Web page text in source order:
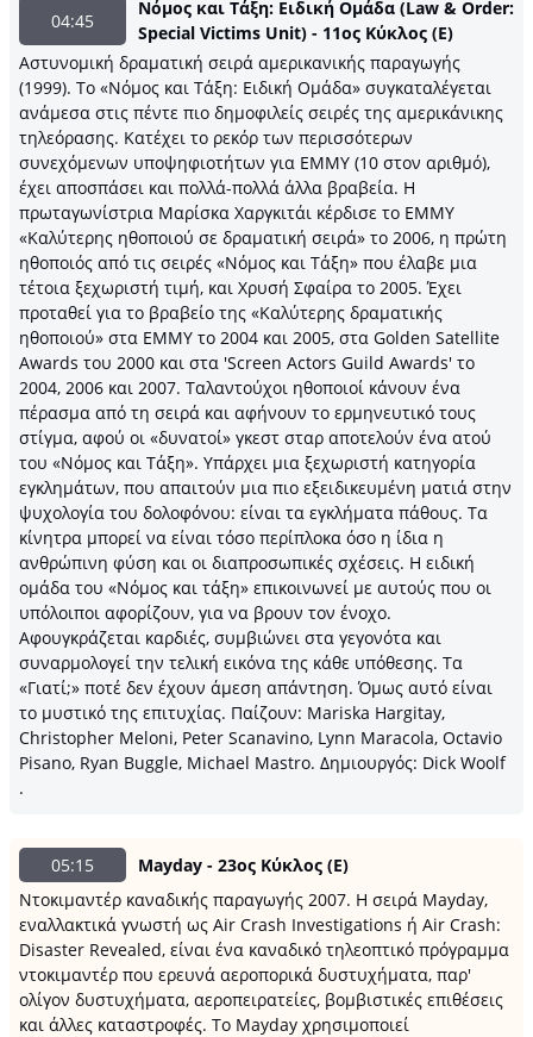
04:45
Νόμος και Τάξη: Ειδική Ομάδα (Law & Order:
Special Victims Unit) - 11ος Κύκλος (E)
Αστυνομική δραματική σειρά αμερικανικής παραγωγής
(1999). Το «Νόμος και Τάξη: Ειδική Ομάδα» συγκαταλέγεται
ανάμεσα στις πέντε πιο δημοφιλείς σειρές της αμερικάνικης
τηλεόρασης. Κατέχει το ρεκόρ των περισσότερων
συνεχόμενων υποψηφιοτήτων για ΕΜΜΥ (10 στον αριθμό),
έχει αποσπάσει και πολλά-πολλά άλλα βραβεία. Η
πρωταγωνίστρια Μαρίσκα Χαργκιτάι κέρδισε το EMMY
«Καλύτερης ηθοποιού σε δραματική σειρά» το 2006, η πρώτη
ηθοποιός από τις σειρές «Νόμος και Τάξη» που έλαβε μια
τέτοια ξεχωριστή τιμή, και Χρυσή Σφαίρα το 2005. Έχει
προταθεί για το βραβείο της «Καλύτερης δραματικής
ηθοποιού» στα EMMY το 2004 και 2005, στα Golden Satellite
Awards του 2000 και στα 'Screen Actors Guild Awards' το
2004, 2006 και 2007. Ταλαντούχοι ηθοποιοί κάνουν ένα
πέρασμα από τη σειρά και αφήνουν το ερμηνευτικό τους
στίγμα, αφού οι «δυνατοί» γκεστ σταρ αποτελούν ένα ατού
του «Νόμος και Τάξη». Υπάρχει μια ξεχωριστή κατηγορία
εγκλημάτων, που απαιτούν μια πιο εξειδικευμένη ματιά στην
ψυχολογία του δολοφόνου: είναι τα εγκλήματα πάθους. Τα
κίνητρα μπορεί να είναι τόσο περίπλοκα όσο η ίδια η
ανθρώπινη φύση και οι διαπροσωπικές σχέσεις. Η ειδική
ομάδα του «Νόμος και τάξη» επικοινωνεί με αυτούς που οι
υπόλοιποι αφορίζουν, για να βρουν τον ένοχο.
Αφουγκράζεται καρδιές, συμβιώνει στα γεγονότα και
συναρμολογεί την τελική εικόνα της κάθε υπόθεσης. Τα
«Γιατί;» ποτέ δεν έχουν άμεση απάντηση. Όμως αυτό είναι
το μυστικό της επιτυχίας. Παίζουν: Mariska Hargitay,
Christopher Meloni, Peter Scanavino, Lynn Maracola, Octavio
Pisano, Ryan Buggle, Michael Mastro. Δημιουργός: Dick Woolf
.
05:15
Mayday - 23ος Κύκλος (Ε)
Ντοκιμαντέρ καναδικής παραγωγής 2007. H σειρά Mayday,
εναλλακτικά γνωστή ως Air Crash Investigations ή Air Crash:
Disaster Revealed, είναι ένα καναδικό τηλεοπτικό πρόγραμμα
ντοκιμαντέρ που ερευνά αεροπορικά δυστυχήματα, παρ'
ολίγον δυστυχήματα, αεροπειρατείες, βομβιστικές επιθέσεις
και άλλες καταστροφές. Το Mayday χρησιμοποιεί